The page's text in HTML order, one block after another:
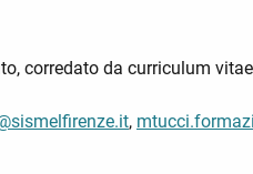
corredato da curriculum
,